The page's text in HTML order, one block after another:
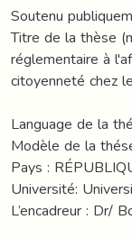
Soutenu
Titre de la thèse
réglementaire à
citoyenneté chez
Language de la
Modèle de la
Pays :
Université:
L’encadreur : Dr/